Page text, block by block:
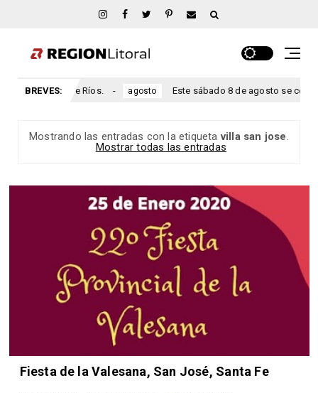
BREVES:
Entre Ríos. agosto Este sábado 8 de agosto se celebra el
Mostrando las entradas con la etiqueta villa san jose.
Mostrar todas las entradas
Fiesta de la Valesana, San José, Santa Fe